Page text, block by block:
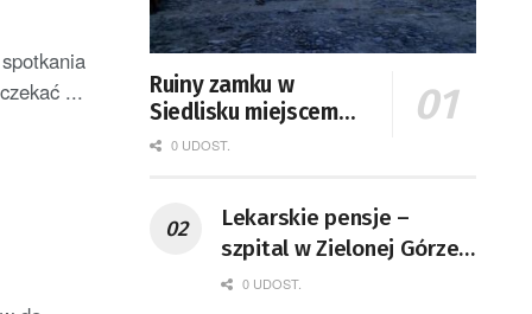
...
Ruiny zamku w
Siedlisku miejscem
święta plonów
0 UDOST.
Lekarskie pensje –
szpital w Zielonej Górze
podaje dane
0 UDOST.